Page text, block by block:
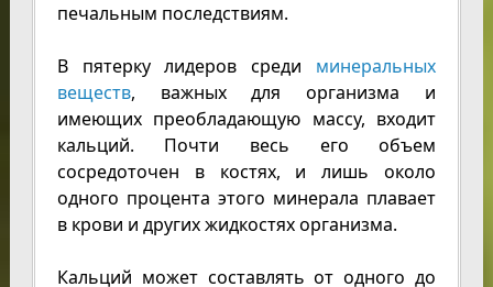
печальным последствиям.
В пятерку лидеров среди минеральных
веществ, важных для организма и
имеющих преобладающую массу, входит
кальций. Почти весь его объем
сосредоточен в костях, и лишь около
одного процента этого минерала плавает
в крови и других жидкостях организма.
Кальций может составлять от одного до